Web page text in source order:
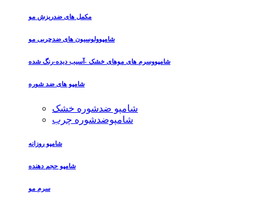
مکمل های ضدریزش مو
شامپوولوسیون های ضدچربی مو
شامپووسرم های موهای خشک -آسیب دیده-رنگ شده
شامپو های ضد شوره
شامپو ضدشوره خشک
شامپوضدشوره چرب
شامپو روزانه
شامپو حجم دهنده
سرم مو